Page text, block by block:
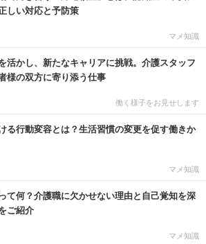
しい対応と予防策
マメ知識
活かし、新たなキャリアに挑戦。介護スタッフ
様の双方に寄り添う仕事
働く様子をお見せします
る行動変容とは？生活習慣の変更を促す働きか
マメ知識
て何？介護職に欠かせない理由と自己覚知を深
ご紹介
マメ知識